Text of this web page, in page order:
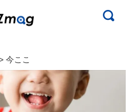
今ここ